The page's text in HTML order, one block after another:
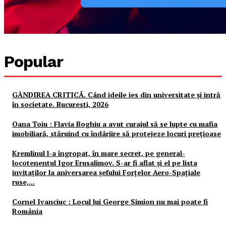
Popular
GÂNDIREA CRITICĂ. Când ideile ies din universitate și intră
în societate. Bucuresti, 2026
Oana Toiu : Flavia Boghiu a avut curajul să se lupte cu mafia
imobiliară, stăruind cu îndârjire să protejeze locuri prețioase
Kremlinul l-a îngropat, în mare secret, pe general-
locotenentul Igor Erusalimov. S-ar fi aflat și el pe lista
invitaților la aniversarea șefului Forțelor Aero-Spațiale
ruse,...
Cornel Ivanciuc : Locul lui George Simion nu mai poate fi
România